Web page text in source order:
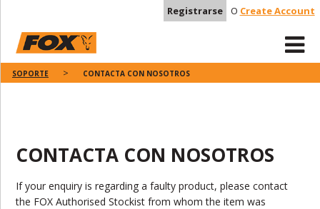
Registrarse O Create Account
SOPORTE CONTACTA CON NOSOTROS
CONTACTA CON NOSOTROS
If your enquiry is regarding a faulty product, please contact
the FOX Authorised Stockist from whom the item was